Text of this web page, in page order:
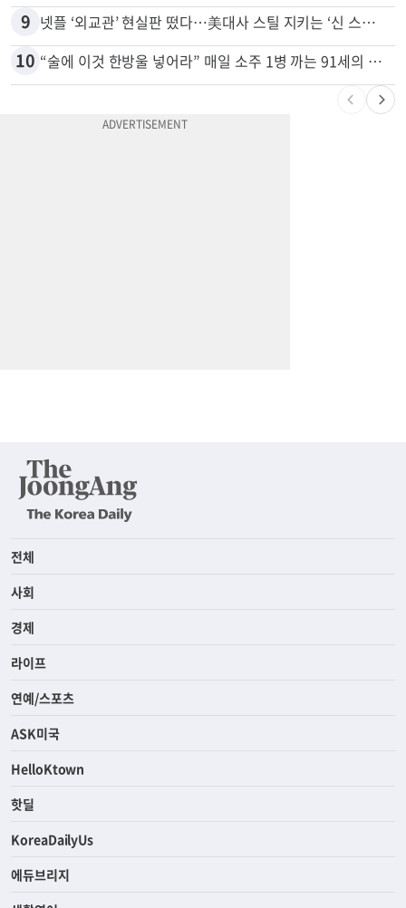
9 넷플 ‘외교관’ 현실판 떴다…美대사 스틸 지키는 ‘신 스틸러’
10 “술에 이것 한방울 넣어라” 매일 소주 1병 까는 91세의 철칙
전체
사회
경제
라이프
연예/스포츠
ASK미국
HelloKtown
핫딜
KoreaDailyUs
에듀브리지